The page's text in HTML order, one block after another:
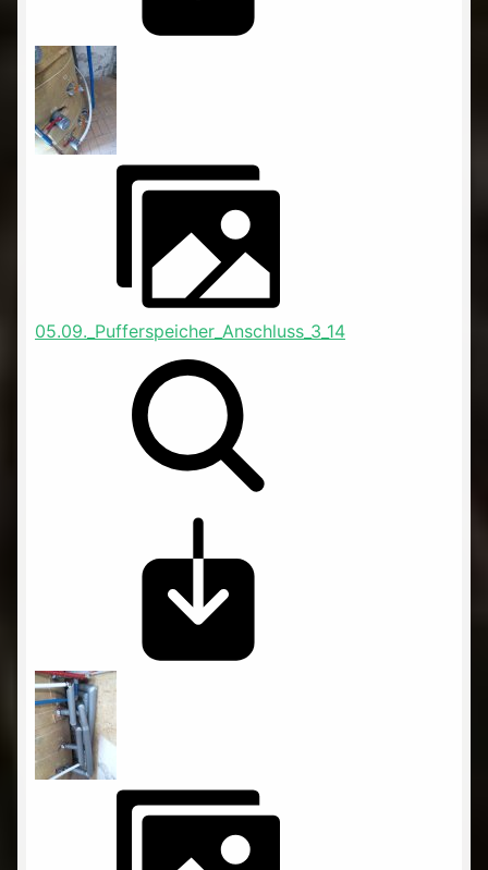
05.09._Pufferspeicher_Anschluss_3_14